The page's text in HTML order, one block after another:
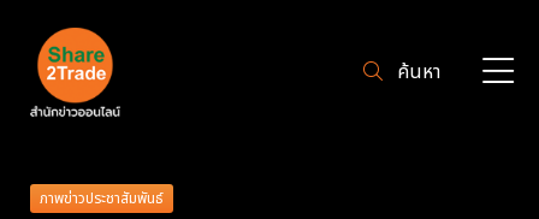
ค้นหา
ภาพข่าวประชาสัมพันธ์